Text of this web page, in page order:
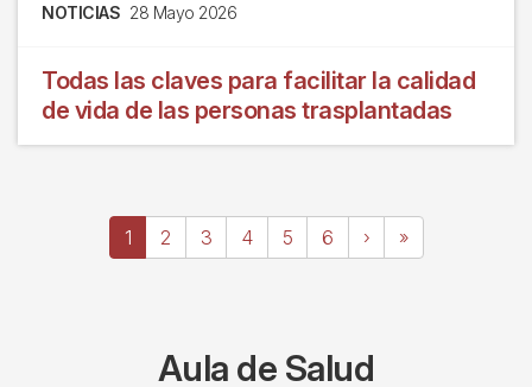
NOTICIAS 28 Mayo 2026
Todas las claves para facilitar la calidad
de vida de las personas trasplantadas
Paginación
Página
actual
1 Page
2 Page
3 Page
4 Page
5 Page
6
Siguiente
página
›
Última
página
»
Aula de Salud